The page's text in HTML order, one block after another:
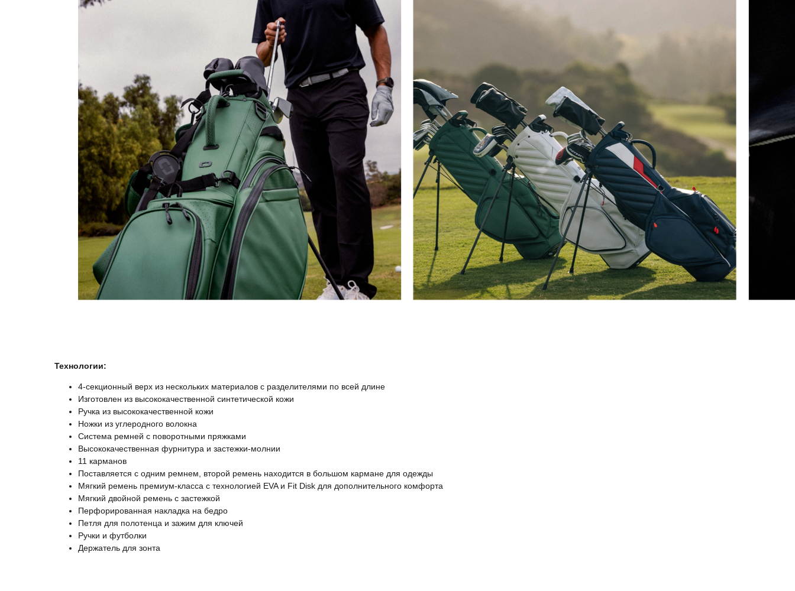
Технологии:
4-секционный верх из нескольких материалов с разделителями по всей длине
Изготовлен из высококачественной синтетической кожи
Ручка из высококачественной кожи
Ножки из углеродного волокна
Система ремней с поворотными пряжками
Высококачественная фурнитура и застежки-молнии
11 карманов
Поставляется с одним ремнем, второй ремень находится в большом кармане для одежды
Мягкий ремень премиум-класса с технологией EVA и Fit Disk для дополнительного комфорта
Мягкий двойной ремень с застежкой
Перфорированная накладка на бедро
Петля для полотенца и зажим для ключей
Ручки и футболки
Держатель для зонта